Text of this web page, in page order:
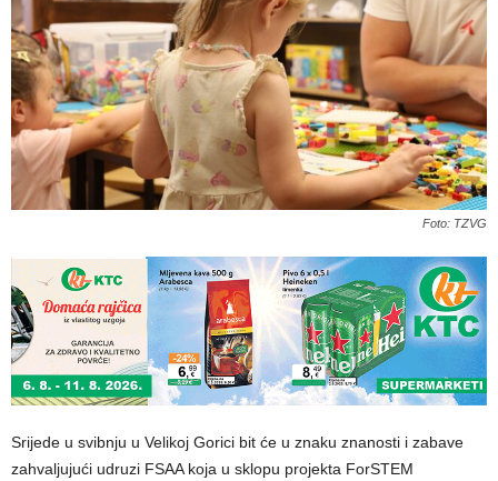
Foto: TZVG
Srijede u svibnju u Velikoj Gorici bit će u znaku znanosti i zabave
zahvaljujući udruzi FSAA koja u sklopu projekta ForSTEM